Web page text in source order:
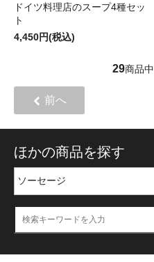
ドイツ料理店のスープ4種セッ
ト
4,450円(税込)
29商品中
前へ
ほかの商品を探す